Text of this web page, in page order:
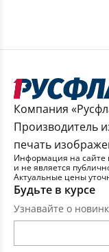
Компания
Производитель
печать
Информация на сайте
и не является
Актуальные цены
Будьте в курсе
Узнавайте о